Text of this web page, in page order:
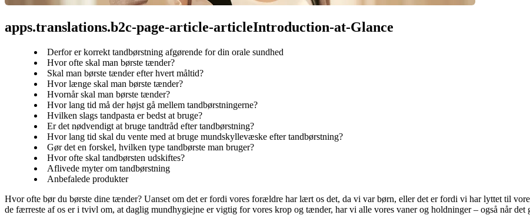
apps.translations.b2c-page-article-articleIntroduction-at-Glance
Derfor er korrekt tandbørstning afgørende for din orale sundhed
Hvor ofte skal man børste tænder?
Skal man børste tænder efter hvert måltid?
Hvor længe skal man børste tænder?
Hvornår skal man børste tænder?
Hvor lang tid må der højst gå mellem tandbørstningerne?
Hvilken slags tandpasta er bedst at bruge?
Er det nødvendigt at bruge tandtråd efter tandbørstning?
Hvor lang tid skal du vente med at bruge mundskyllevæske efter tandbørstning?
Gør det en forskel, hvilken type tandbørste man bruger?
Hvor ofte skal tandbørsten udskiftes?
Aflivede myter om tandbørstning
Anbefalede produkter
Hvor ofte bør du børste dine tænder? Uanset om det er fordi vores forældre har lært os det, da vi var børn, eller det er fordi vi har lyttet til
de færreste af os er i tvivl om, at daglig mundhygiejne er vigtig for vores krop og tænder, har vi alle vores vaner og holdninger – også når det